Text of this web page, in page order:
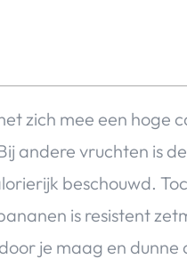
zich mee een hoge
andere vruchten is
beschouwd.
is resistent
je maag en dunne